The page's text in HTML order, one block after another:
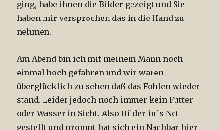
ging, habe ihnen die Bilder gezeigt und Sie
haben mir versprochen das in die Hand zu
nehmen.
Am Abend bin ich mit meinem Mann noch
einmal hoch gefahren und wir waren
überglücklich zu sehen daß das Fohlen wieder
stand. Leider jedoch noch immer kein Futter
oder Wasser in Sicht. Also Bilder in´s Net
gestellt und prompt hat sich ein Nachbar hier